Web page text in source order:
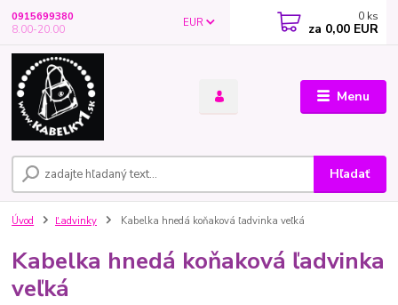
Menu
EUR
Hľadať
0915699380
8.00-20.00
0 ks
za 0,00 EUR
Úvod Ľadvinky Kabelka hnedá koňaková ľadvinka veľká
Kabelka hnedá koňaková ľadvinka
veľká